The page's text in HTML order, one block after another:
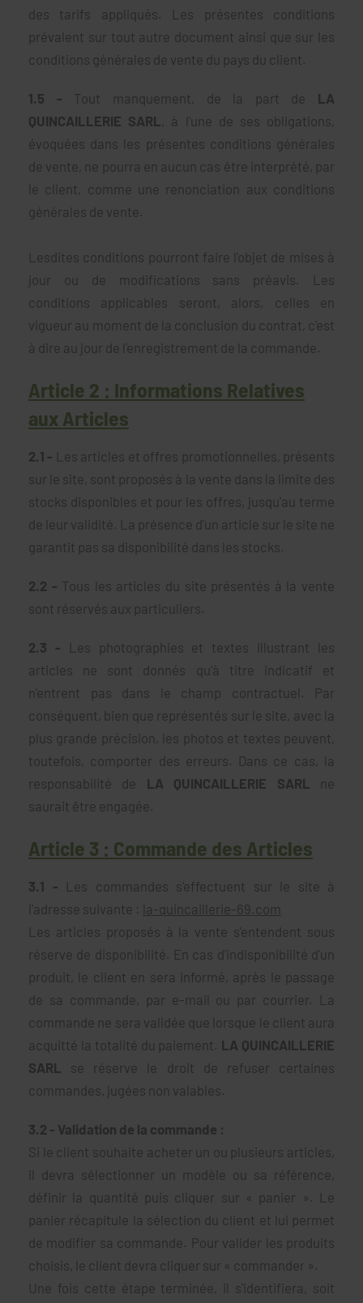
des tarifs appliqués. Les présentes conditions
prévalent sur tout autre document ainsi que sur les
conditions générales de vente du pays du client.
1.5 - Tout manquement, de la part de LA
QUINCAILLERIE SARL
, à l'une de ses obligations,
évoquées dans les présentes conditions générales
de vente, ne pourra en aucun cas être interprété, par
le client, comme une renonciation aux conditions
générales de vente.
Lesdites conditions pourront faire l'objet de mises à
jour ou de modifications sans préavis. Les
conditions applicables seront, alors, celles en
vigueur au moment de la conclusion du contrat, c'est
à dire au jour de l'enregistrement de la commande.
Article 2 : Informations Relatives
aux Articles
2.1 - Les articles et offres promotionnelles, présents
sur le site, sont proposés à la vente dans la limite des
stocks disponibles et pour les offres, jusqu'au terme
de leur validité. La présence d'un article sur le site ne
garantit pas sa disponibilité dans les stocks.
2.2 - Tous les articles du site présentés à la vente
sont réservés aux particuliers.
2.3 - Les photographies et textes illustrant les
articles ne sont donnés qu'à titre indicatif et
n'entrent pas dans le champ contractuel. Par
conséquent, bien que représentés sur le site, avec la
plus grande précision, les photos et textes peuvent,
toutefois, comporter des erreurs. Dans ce cas, la
responsabilité de LA QUINCAILLERIE SARL
ne
saurait être engagée.
Article 3 : Commande des Articles
3.1 - Les commandes s'effectuent sur le site à
l'adresse suivante :
la-quincaillerie-69.com
Les articles proposés à la vente s'entendent sous
réserve de disponibilité. En cas d'indisponibilité d'un
produit, le client en sera informé, après le passage
de sa commande, par e-mail ou par courrier. La
commande ne sera validée que lorsque le client aura
acquitté la totalité du paiement. LA QUINCAILLERIE
SARL
se réserve le droit de refuser certaines
commandes, jugées non valables.
3.2 - Validation de la commande :
Si le client souhaite acheter un ou plusieurs articles,
il devra sélectionner un modèle ou sa référence,
définir la quantité puis cliquer sur « panier ». Le
panier récapitule la sélection du client et lui permet
de modifier sa commande. Pour valider les produits
choisis, le client devra cliquer sur « commander ».
Une fois cette étape terminée, il s'identifiera, soit